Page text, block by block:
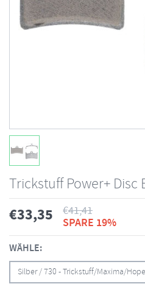
Trickstuff Power+ Disc
€33,35 €41,41
SPARE 19%
WÄHLE:
Silber / 730 - Trickstuff/Maxima/